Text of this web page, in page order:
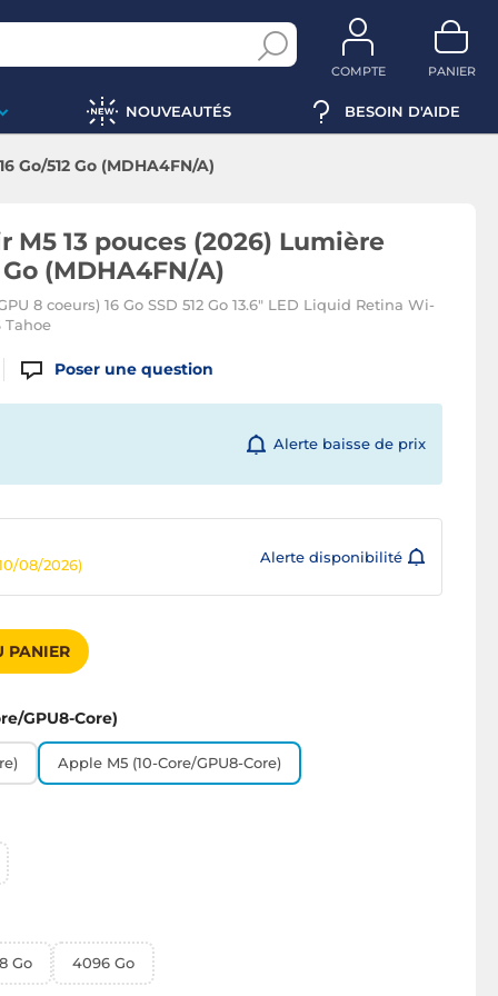
COMPTE PANIER
NOUVEAUTÉS BESOIN D'AIDE
Go/512 Go (MDHA4FN/A)
M5 13 pouces (2026) Lumière
(MDHA4FN/A)
8 coeurs) 16 Go SSD 512 Go 13.6" LED Liquid Retina Wi-
Tahoe
Poser une question
Alerte baisse de prix
PANIER
08/2026) Alerte disponibilité
GPU8-Core)
Apple M5 (10-Core/GPU8-Core)
Go 4096 Go